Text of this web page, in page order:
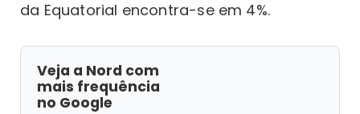
da Equatorial encontra-se em 4%.
Veja a Nord com
mais frequência
no Google